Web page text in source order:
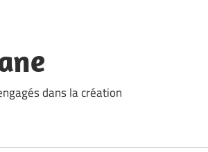
dans la création